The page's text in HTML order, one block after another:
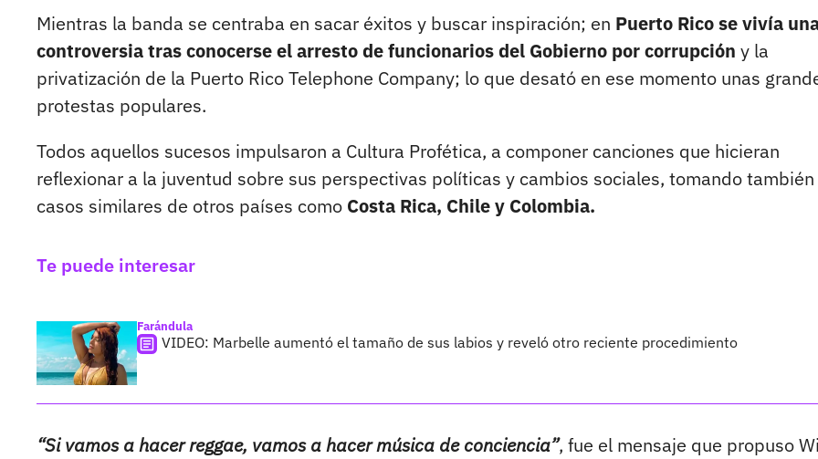
Mientras la banda se centraba en sacar éxitos y buscar inspiración; en Puerto Rico se vivía
controversia tras conocerse el arresto de funcionarios del Gobierno por corrupción y la
privatización de la Puerto Rico Telephone Company; lo que desató en ese momento unas
protestas populares.
Todos aquellos sucesos impulsaron a Cultura Profética, a componer canciones que hicieran
reflexionar a la juventud sobre sus perspectivas políticas y cambios sociales, tomando también
casos similares de otros países como Costa Rica, Chile y Colombia.
Te puede interesar
Farándula
VIDEO: Marbelle aumentó el tamaño de sus labios y reveló otro reciente procedimiento
“Si vamos a hacer reggae, vamos a hacer música de conciencia”, fue el mensaje que propuso